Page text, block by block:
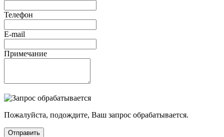
Телефон
E-mail
Примечание
Пожалуйста, подождите, Ваш запрос обрабатывается.
Отправить